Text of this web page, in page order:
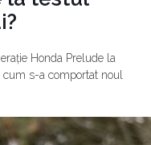
Honda Prelude la
s-a comportat noul